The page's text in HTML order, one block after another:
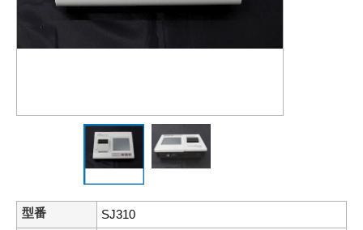
型番
SJ310